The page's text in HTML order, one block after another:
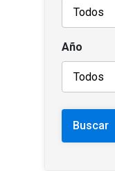
Año
Buscar